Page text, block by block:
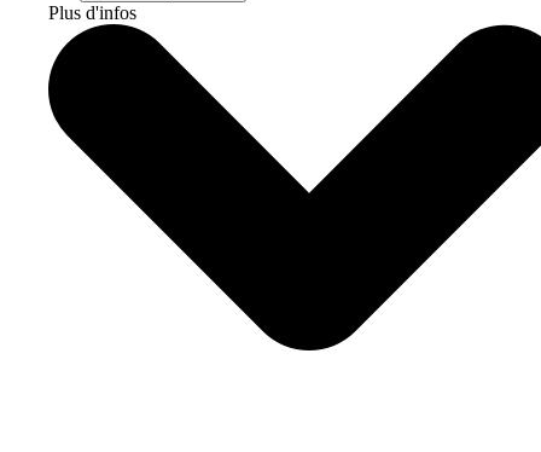
Plus d'infos